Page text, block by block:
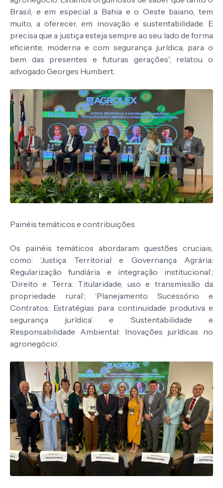
Brasil, e em especial a Bahia e o Oeste baiano, tem
muito, a oferecer, em inovação e sustentabilidade. E
precisa que a justiça esteja sempre ao seu lado de forma
eficiente, moderna e com segurança jurídica, para o
bem das presentes e futuras gerações”, relatou o
advogado Georges Humbert.
Painéis temáticos e contribuições
Os painéis temáticos abordaram questões cruciais,
como: ‘Justiça Territorial e Governança Agrária:
Regularização fundiária e integração institucional’;
‘Direito e Terra: Titularidade, uso e transmissão da
propriedade rural’; ‘Planejamento Sucessório e
Contratos: Estratégias para continuidade produtiva e
segurança jurídica’ e ‘Sustentabilidade e
Responsabilidade Ambiental: Inovações jurídicas no
agronegócio’.